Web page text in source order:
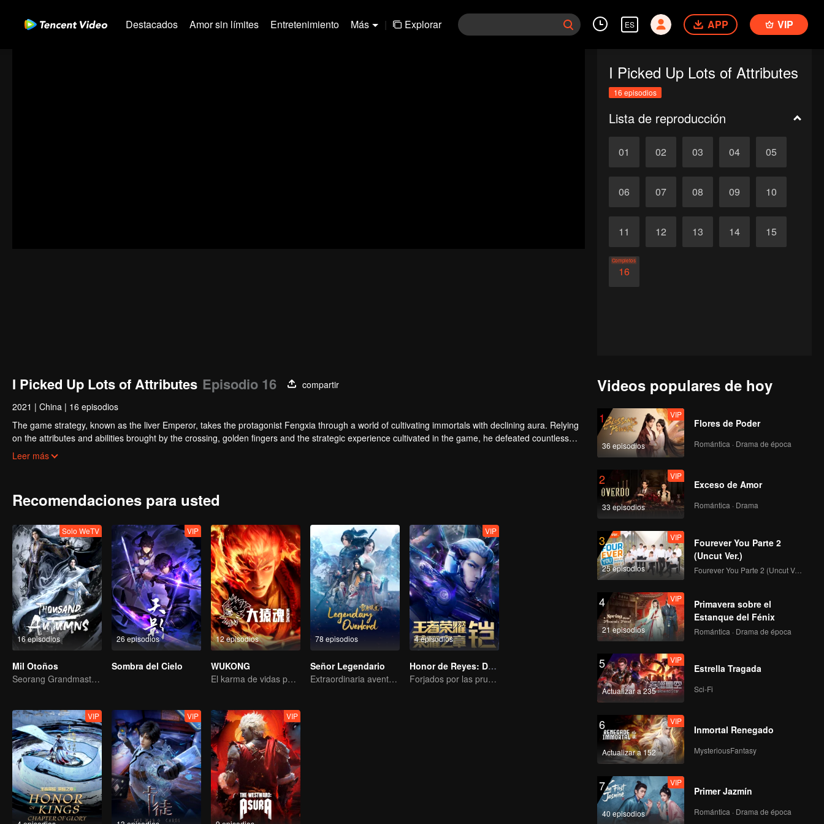
Destacados Amor sin límites Entretenimiento Más | Explorar ES APP VIP
I Picked Up Lots of Attributes
16 episodios
Lista de reproducción
01 02 03 04 05
06 07 08 09 10
11 12 13 14 15
16
Completos
I Picked Up Lots of Attributes Episodio 16
compartir
2021 | China | 16 episodios
The game strategy, known as the liver Emperor, takes the protagonist Fengxia through a world of cultivating immortals with declining aura. Relying
on the attributes and abilities brought by the crossing, golden fingers and the strategic experience cultivated in the game, he defeated countless
powerful enemies along the way and gained countless skills. He first solved the internal and external troubles of Qianqiu Valley and defeated the
Leer más
Recomendaciones para usted
16 episodios
Solo WeTV
Mil Otoños
Seorang Grandmaster Berlatih Seni Bela Diri di Dunia Manusia
26 episodios
VIP
Sombra del Cielo
12 episodios
WUKONG
El karma de vidas pasadas está destinado a destrozar los cielos.
78 episodios
Señor Legendario
Extraordinaria aventura, una adolescente renacida de la adversidad.
4 episodios
VIP
Honor de Reyes: Destino
Forjados por las pruebas, listos para afrontar el destino.
VIP VIP VIP
Videos populares de hoy
1
36 episodios
VIP
Flores de Poder
Romántica · Drama de época
2
33 episodios
VIP
Exceso de Amor
Romántica · Drama
3
25 episodios
VIP
Fourever You Parte 2
(Uncut Ver.)
Fourever You Parte 2 (Uncut Ver.)
4
21 episodios
VIP
Primavera sobre el
Estanque del Fénix
Romántica · Drama de época
5
Actualizar a 235
VIP
Estrella Tragada
Sci-Fi
6
Actualizar a 152
VIP
Inmortal Renegado
MysteriousFantasy
7
40 episodios
VIP
Primer Jazmín
Romántica · Drama de época